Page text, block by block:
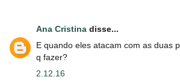
Ana Cristina disse...
E quando eles atacam com as duas
q fazer?
2.12.16